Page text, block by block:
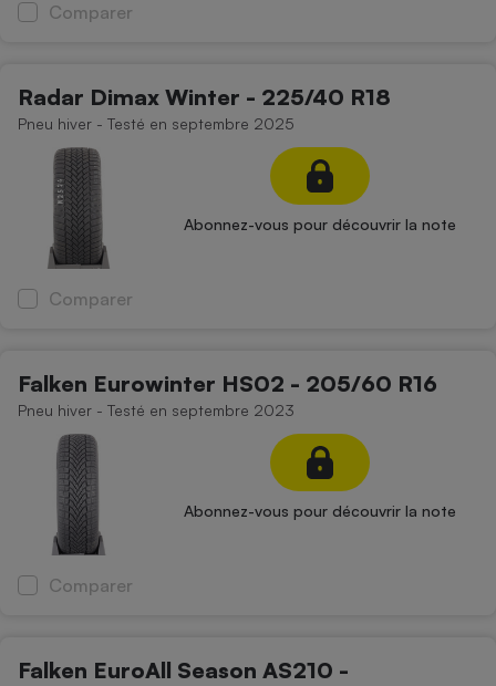
Comparer
Radar Dimax Winter - 225/40 R18
Pneu hiver - Testé en septembre 2025
Abonnez-vous pour découvrir la note
Comparer
Falken Eurowinter HS02 - 205/60 R16
Pneu hiver - Testé en septembre 2023
Abonnez-vous pour découvrir la note
Comparer
Falken EuroAll Season AS210 -